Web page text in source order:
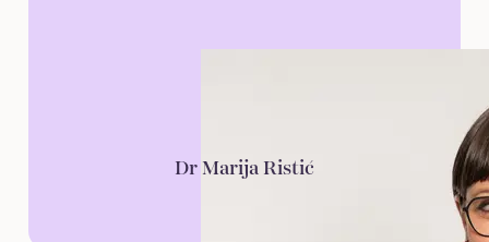
Dr Marija Ristić